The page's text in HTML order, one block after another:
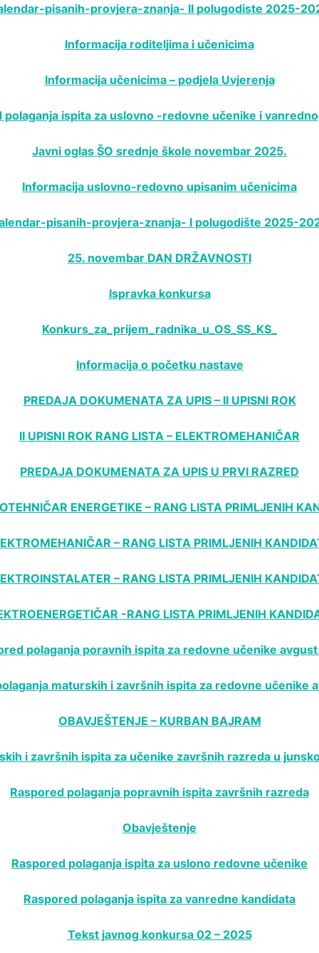
pisanih-provjera-znanja- II polugodiste 2025-
Informacija roditeljima i učenicima
Informacija učenicima – podjela Uvjerenja
polaganja ispita za uslovno -redovne učenike i
Javni oglas ŠO srednje škole novembar 2025.
Informacija uslovno-redovno upisanim učenicima
pisanih-provjera-znanja- I polugodište 2025-
25. novembar DAN DRŽAVNOSTI
Ispravka konkursa
Konkurs_za_prijem_radnika_u_OS_SS_KS_
Informacija o početku nastave
PREDAJA DOKUMENATA ZA UPIS – II UPISNI ROK
II UPISNI ROK RANG LISTA – ELEKTROMEHANIČAR
PREDAJA DOKUMENATA ZA UPIS U PRVI RAZRED
ENERGETIKE – RANG LISTA PRIMLJENIH
– RANG LISTA PRIMLJENIH
– RANG LISTA PRIMLJENIH
-RANG LISTA PRIMLJENIH
polaganja poravnih ispita za redovne učenike
maturskih i završnih ispita za redovne učenike
OBAVJEŠTENJE – KURBAN BAJRAM
i završnih ispita za učenike završnih razreda u
Raspored polaganja popravnih ispita završnih razreda
Obavještenje
Raspored polaganja ispita za uslono redovne učenike
Raspored polaganja ispita za vanredne kandidata
Tekst javnog konkursa 02 – 2025